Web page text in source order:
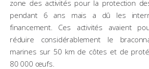
zone des activités pour la protection
pendant 6 ans mais a dû les
financement. Ces activités avaient
réduire considérablement le
marines sur 50 km de côtes et de
80 000 œufs.